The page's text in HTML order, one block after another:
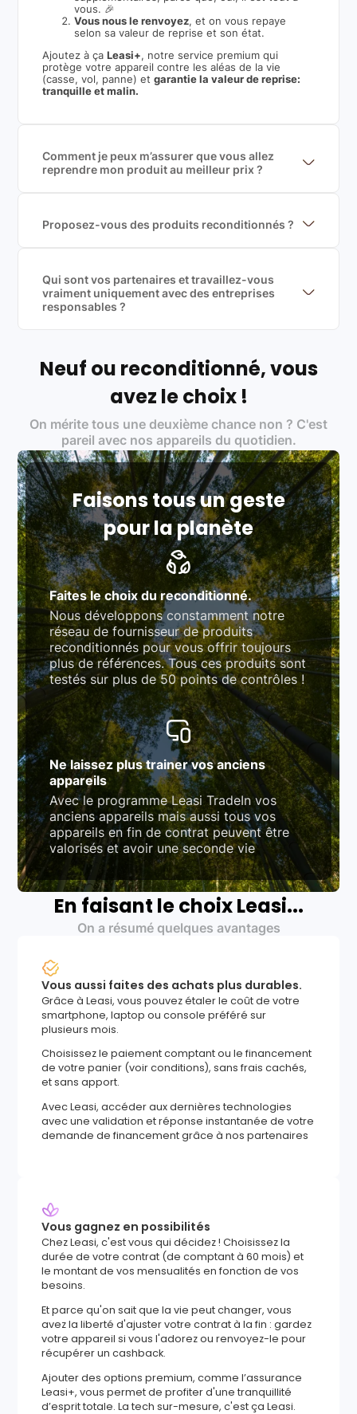
vous. 🎉
Vous nous le renvoyez, et on vous repaye
selon sa valeur de reprise et son état.
Ajoutez à ça Leasi+, notre service premium qui
protège votre appareil contre les aléas de la vie
(casse, vol, panne) etgarantie la valeur de reprise:
tranquille et malin.
Comment je peux m’assurer que vous allez
reprendre mon produit au meilleur prix ?
garantir le meilleur prix de rachat. De plus, nous
sommes rémunéré à la commission sur la valeur de
Proposez-vous des produits reconditionnés ?
produits officiels de grandes marques et du
reconditionné de haute qualité
Qui sont vos partenaires et travaillez-vous
vraiment uniquement avec des entreprises
responsables ?
Labels environnementaux & qualité de nos partenaires
traitement des déchets électroniques (DEEE)
Produits testés et vérifiés selon des standards
rigoureux (80 à 100 points de contrôle en
fonction des produits)
Respect des normes RAEE, RoHS, et du
référentiel QualiRepar (bonus réparation)
Neuf ou reconditionné, vous
avez le choix !
On mérite tous une deuxième chance non ? C'est
pareil avec nos appareils du quotidien.
Faisons tous un geste
pour la planète
Faites le choix du reconditionné.
Nous développons constamment notre
réseau de fournisseur de produits
reconditionnés pour vous offrir toujours
plus de références. Tous ces produits sont
testés sur plus de 50 points de contrôles !
Ne laissez plus trainer vos anciens
appareils
Avec le programme Leasi TradeIn vos
anciens appareils mais aussi tous vos
appareils en fin de contrat peuvent être
valorisés et avoir une seconde vie
En faisant le choix Leasi...
On a résumé quelques avantages
Vous aussi faites des achats plus durables.
Grâce à Leasi, vous pouvez étaler le coût de votre
smartphone, laptop ou console préféré sur
plusieurs mois.
Choisissez le paiement comptant ou le financement
de votre panier (voir conditions), sans frais cachés,
et sans apport.
Avec Leasi, accéder aux dernières technologies
avec une validation et réponse instantanée de votre
demande de financement grâce à nos partenaires
Vous gagnez en possibilités
Chez Leasi, c'est vous qui décidez ! Choisissez la
durée de votre contrat (de comptant à 60 mois) et
le montant de vos mensualités en fonction de vos
besoins.
Et parce qu'on sait que la vie peut changer, vous
avez la liberté d'ajuster votre contrat à la fin : gardez
votre appareil si vous l'adorez ou renvoyez-le pour
récupérer un cashback.
Ajouter des options premium, comme l’assurance
Leasi+, vous permet de profiter d'une tranquillité
d’esprit totale. La tech sur-mesure, c'est ça Leasi.